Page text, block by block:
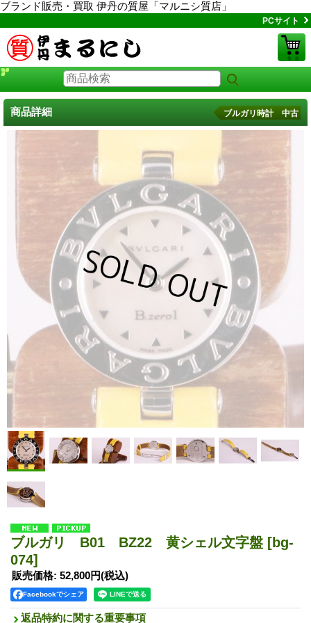
ブランド販売・買取 伊丹の質屋「マルニシ質店」
PCサイト
商品詳細 ブルガリ時計 中古
ブルガリ B01 BZ22 黄シェル文字盤 [bg-
074]
販売価格: 52,800円(税込)
Facebookでシェア
返品特約に関する重要事項